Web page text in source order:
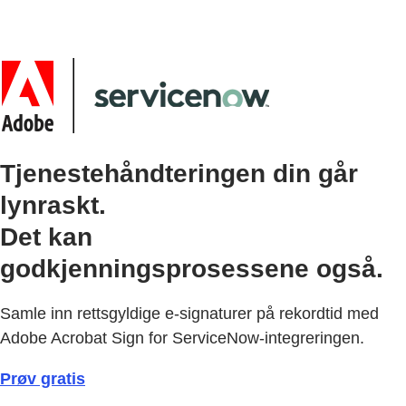
Tjenestehåndteringen din går
lynraskt.
Det kan
godkjenningsprosessene også.
Samle inn rettsgyldige e-signaturer på rekordtid med
Adobe Acrobat Sign for ServiceNow-integreringen.
Prøv gratis